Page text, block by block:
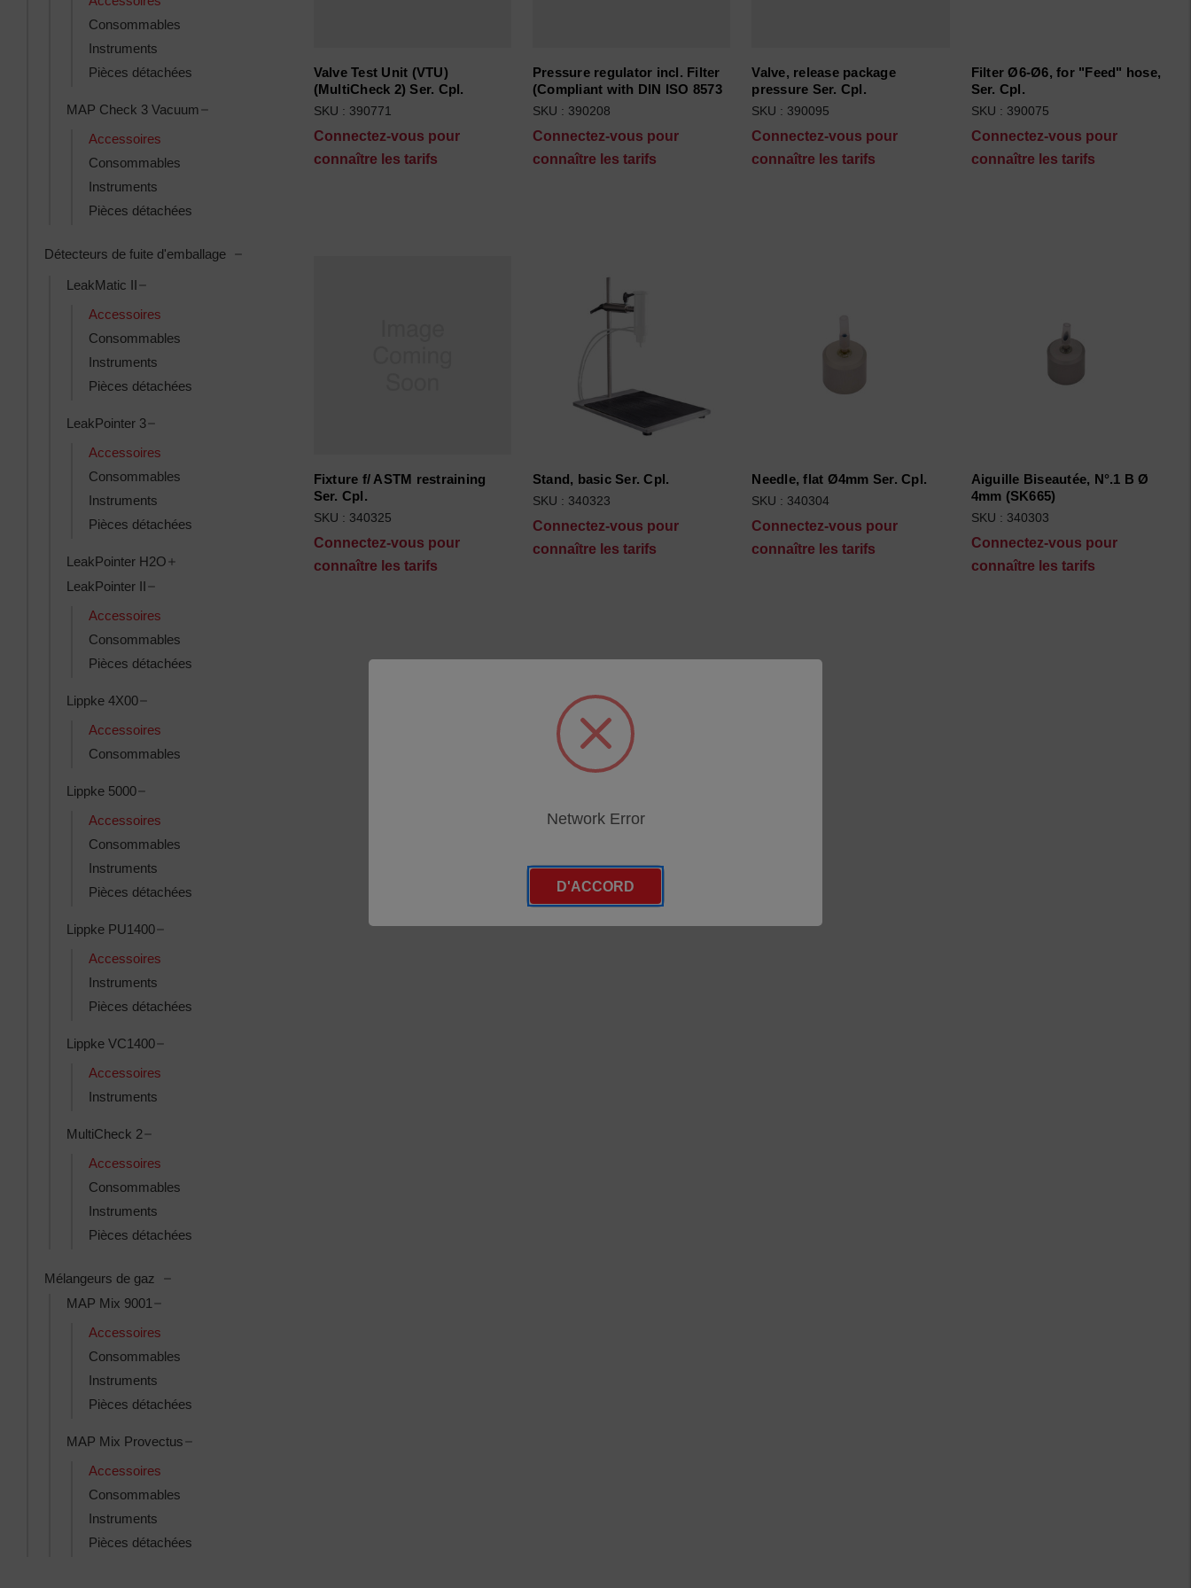
Consommables
Instruments
Pièces détachées
MAP Check 3 Vacuum
Toggle MAP Check 3 Vacuum subcategories
Accessoires
Consommables
Instruments
Pièces détachées
Détecteurs de fuite d'emballage
LeakMatic II
Accessoires
Consommables
Instruments
Pièces détachées
LeakPointer 3
Accessoires
Consommables
Instruments
Pièces détachées
LeakPointer H2O
Toggle LeakPointer H2O subcategories
LeakPointer II
Accessoires
Consommables
Pièces détachées
Lippke 4X00
Accessoires
Consommables
Lippke 5000
Accessoires
Consommables
Instruments
Pièces détachées
Lippke PU1400
Toggle Lippke PU1400 subcategories
Accessoires
Instruments
Pièces détachées
Lippke VC1400
Accessoires
Instruments
MultiCheck 2
Accessoires
Consommables
Instruments
Pièces détachées
Mélangeurs de gaz
MAP Mix 9001
Accessoires
Consommables
Instruments
Pièces détachées
MAP Mix Provectus
Accessoires
Consommables
Instruments
Pièces détachées
Valve Test Unit (VTU)
(MultiCheck 2) Ser. Cpl.
SKU : 390771
Connectez-vous pour
connaître les tarifs
Pressure regulator incl. Filter
(Compliant with DIN ISO 8573
SKU : 390208
Connectez-vous pour
connaître les tarifs
Valve, release package
pressure Ser. Cpl.
SKU : 390095
Connectez-vous pour
connaître les tarifs
Filter Ø6-Ø6, for "Feed" hose,
Ser. Cpl.
SKU : 390075
Connectez-vous pour
connaître les tarifs
Fixture f/ ASTM restraining
Ser. Cpl.
SKU : 340325
Connectez-vous pour
connaître les tarifs
Stand, basic Ser. Cpl.
SKU : 340323
Connectez-vous pour
connaître les tarifs
Needle, flat Ø4mm Ser. Cpl.
SKU : 340304
Connectez-vous pour
connaître les tarifs
Aiguille Biseautée, N°.1 B Ø
4mm (SK665)
SKU : 340303
Connectez-vous pour
connaître les tarifs
Network Error
D'ACCORD